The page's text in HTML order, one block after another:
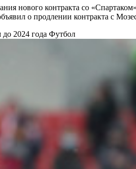
нового контракта со
о продлении контракта с
2024 года Футбол